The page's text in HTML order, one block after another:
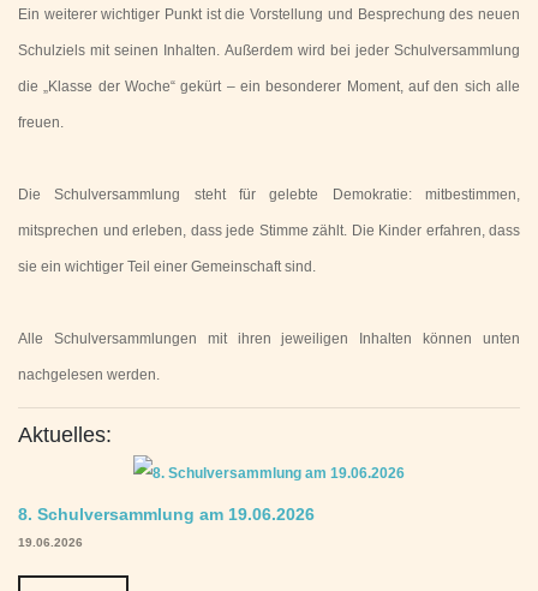
Ein weiterer wichtiger Punkt ist die Vorstellung und Besprechung des neuen
Schulziels mit seinen Inhalten. Außerdem wird bei jeder Schulversammlung
die „Klasse der Woche“ gekürt – ein besonderer Moment, auf den sich alle
freuen.
Die Schulversammlung steht für gelebte Demokratie: mitbestimmen,
mitsprechen und erleben, dass jede Stimme zählt. Die Kinder erfahren, dass
sie ein wichtiger Teil einer Gemeinschaft sind.
Alle Schulversammlungen mit ihren jeweiligen Inhalten können unten
nachgelesen werden.
Aktuelles:
8. Schulversammlung am 19.06.2026
19.06.2026